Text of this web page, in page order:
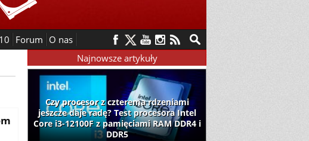
Forum O nas
Najnowsze artykuły
Czy procesor z czterema rdzeniami
jeszcze daje radę? Test procesora Intel
Core i3-12100F z pamięciami RAM DDR4 i
DDR5